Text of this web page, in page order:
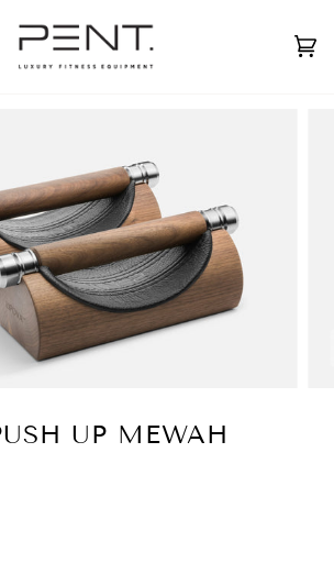
(0)
keterangan gambar
UP MEWAH